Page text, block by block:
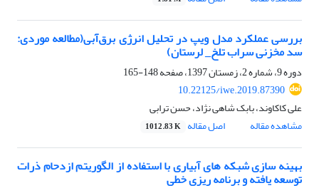
بررسی عملکرد مدل ویپ در تحلیل انرژی برق‌آبی(مطالعه موردی:
سد مخزنی سراب تلخ_ لرستان)
دوره 9، شماره 2، زمستان 1397، صفحه
148-165
10.22125/iwe.2019.87390
علی کاکاوند، بابک شاهی نژاد، حسن ترابی
مشاهده مقاله
اصل مقاله 1012.83 K
بهینه سازی شبکه های آبیاری با استفاده از الگوریتم ازدحام ذرات
توسعه یافته و برنامه ریزی خطی